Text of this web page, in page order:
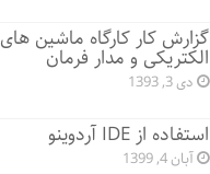
گزارش کار کارگاه ماشین های
الکتریکی و مدار فرمان
دی 3, 1393
استفاده از IDE آردوینو
آبان 4, 1399